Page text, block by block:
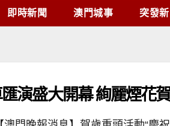
即時新聞 澳門城事 突發
演盛大開幕 絢麗煙花